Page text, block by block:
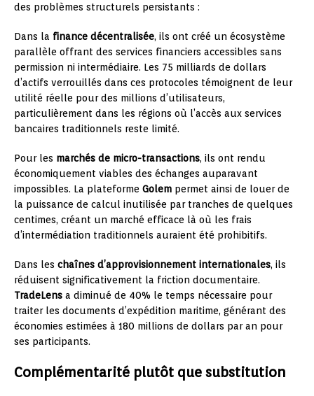
des problèmes structurels persistants :
Dans la finance décentralisée, ils ont créé un écosystème
parallèle offrant des services financiers accessibles sans
permission ni intermédiaire. Les 75 milliards de dollars
d’actifs verrouillés dans ces protocoles témoignent de leur
utilité réelle pour des millions d’utilisateurs,
particulièrement dans les régions où l’accès aux services
bancaires traditionnels reste limité.
Pour les marchés de micro-transactions, ils ont rendu
économiquement viables des échanges auparavant
impossibles. La plateforme Golem permet ainsi de louer de
la puissance de calcul inutilisée par tranches de quelques
centimes, créant un marché efficace là où les frais
d’intermédiation traditionnels auraient été prohibitifs.
Dans les chaînes d’approvisionnement internationales, ils
réduisent significativement la friction documentaire.
TradeLens a diminué de 40% le temps nécessaire pour
traiter les documents d’expédition maritime, générant des
économies estimées à 180 millions de dollars par an pour
ses participants.
Complémentarité plutôt que substitution